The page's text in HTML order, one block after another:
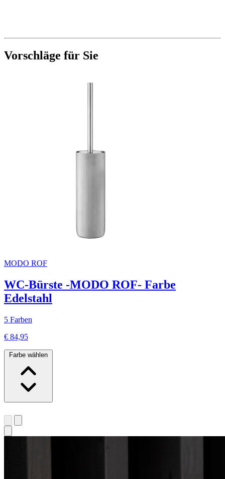
Vorschläge für Sie
MODO ROF
WC-Bürste -MODO ROF- Farbe
Edelstahl
5 Farben
€ 84,95
Farbe wählen